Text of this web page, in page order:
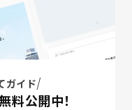
ガイド
料公開中！